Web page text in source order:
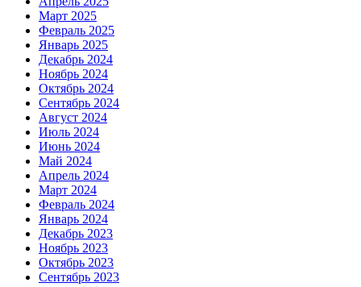
Март 2025
Февраль 2025
Январь 2025
Декабрь 2024
Ноябрь 2024
Октябрь 2024
Сентябрь 2024
Август 2024
Июль 2024
Июнь 2024
Май 2024
Апрель 2024
Март 2024
Февраль 2024
Январь 2024
Декабрь 2023
Ноябрь 2023
Октябрь 2023
Сентябрь 2023